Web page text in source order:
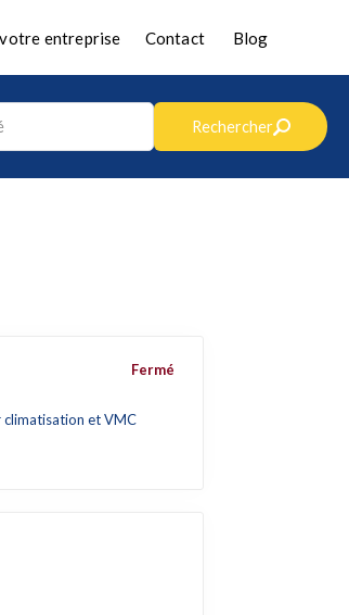
entreprise Contact Blog
Rechercher
climatisation et VMC
Fermé